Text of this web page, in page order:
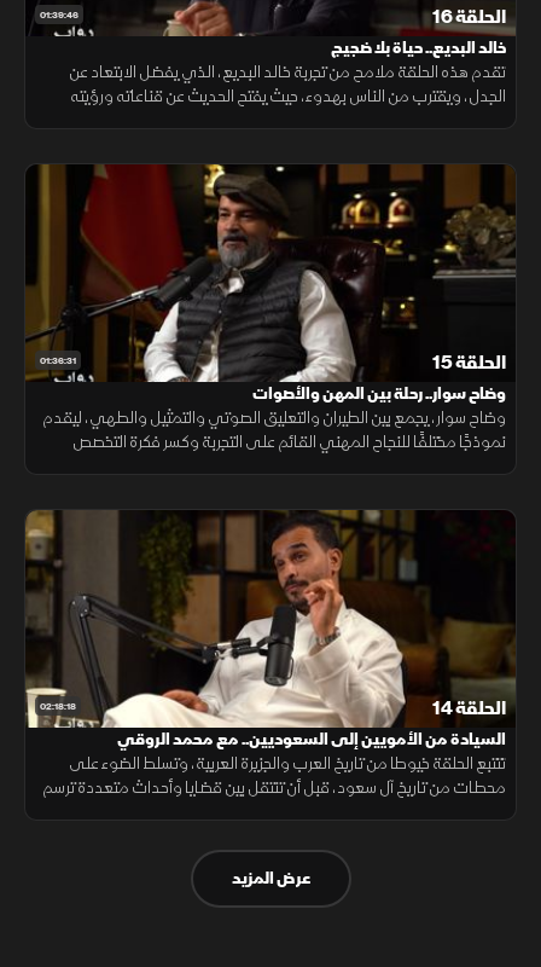
01:39:46 الحلقة 16
خالد البديع.. حياة بلا ضجيج
تقدم هذه الحلقة ملامح من تجربة خالد البديع، الذي يفضل الابتعاد عن
الجدل، ويقترب من الناس بهدوء، حيث يفتح الحديث عن قناعاته ورؤيته
01:36:31 الحلقة 15
وضاح سوار.. رحلة بين المهن والأصوات
وضاح سوار، يجمع بين الطيران والتعليق الصوتي والتمثيل والطهي، ليقدم
نموذجًا مختلفًا للنجاح المهني القائم على التجربة وكسر فكرة التخصص
02:18:18 الحلقة 14
السيادة من الأمويين إلى السعوديين.. مع محمد الروقي
تتتبع الحلقة خيوطا من تاريخ العرب والجزيرة العربية، وتسلط الضوء على
محطات من تاريخ آل سعود، قبل أن تنتقل بين قضايا وأحداث متعددة ترسم
عرض المزيد